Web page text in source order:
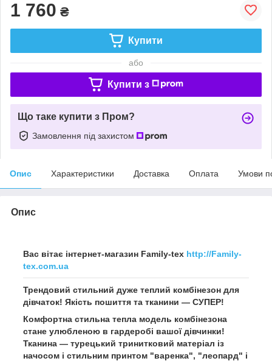
1 760 ₴
Купити
або
Купити з
Що таке купити з Пром?
Замовлення під захистом
Опис Характеристики Доставка Оплата Умови
Опис
Вас вітає інтернет-магазин Family-tex http://Family-
tex.com.ua
Трендовий стильний дуже теплий комбінезон для
дівчаток! Якість пошиття та тканини — СУПЕР!
Комфортна стильна тепла модель комбінезона
стане улюбленою в гардеробі вашої дівчинки!
Тканина — турецький тринитковий матеріал із
начосом і стильним принтом "варенка", "леопард" і